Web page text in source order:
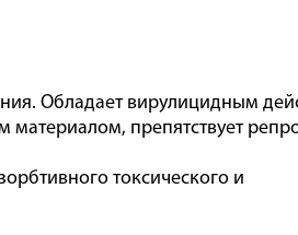
Обладает вирулицидным
препятствует
токсического и